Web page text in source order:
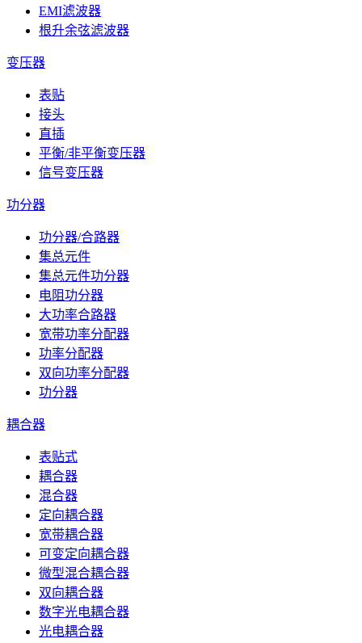
EMI滤波器
根升余弦滤波器
变压器
表贴
接头
直插
平衡/非平衡变压器
信号变压器
功分器
功分器/合路器
集总元件
集总元件功分器
电阻功分器
大功率合路器
宽带功率分配器
功率分配器
双向功率分配器
功分器
耦合器
表贴式
耦合器
混合器
定向耦合器
宽带耦合器
可变定向耦合器
微型混合耦合器
双向耦合器
数字光电耦合器
光电耦合器